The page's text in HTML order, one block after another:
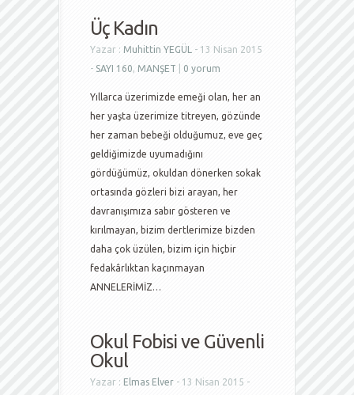
Üç Kadın
Yazar : Muhittin YEGÜL
- 13 Nisan 2015
- SAYI 160, MANŞET 0 yorum
Yıllarca üzerimizde emeği olan, her an
her yaşta üzerimize titreyen, gözünde
her zaman bebeği olduğumuz, eve geç
geldiğimizde uyumadığını
gördüğümüz, okuldan dönerken sokak
ortasında gözleri bizi arayan, her
davranışımıza sabır gösteren ve
kırılmayan, bizim dertlerimize bizden
daha çok üzülen, bizim için hiçbir
fedakârlıktan kaçınmayan
ANNELERİMİZ…
Okul Fobisi ve Güvenli
Okul
Yazar : Elmas Elver - 13 Nisan 2015 -